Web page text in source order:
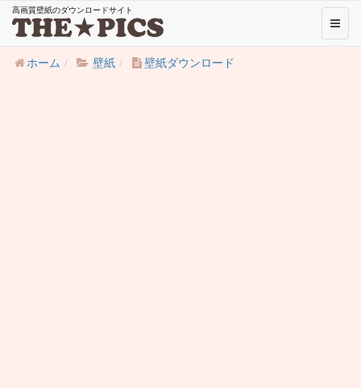
高画質壁紙のダウンロードサイト
ホーム
壁紙 壁紙ダウンロード